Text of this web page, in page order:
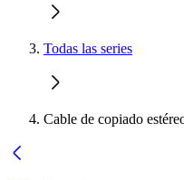
Todas las series
Cable de copiado